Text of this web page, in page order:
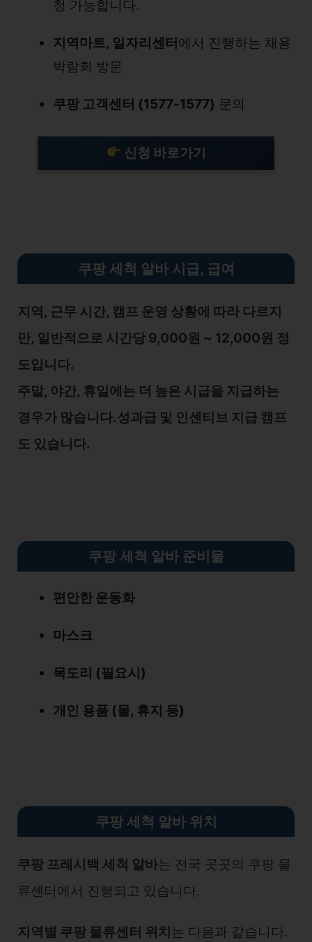
청 가능합니다.
지역마트, 일자리센터 에서 진행하는 채용
박람회 방문
쿠팡 고객센터 (1577-1577) 문의
신청 바로가기
쿠팡 세척 알바 시급, 급여
지역, 근무 시간, 캠프 운영 상황에 따라 다르지
만, 일반적으로 시간당 9,000원 ~ 12,000원 정
도입니다.
주말, 야간, 휴일에는 더 높은 시급을 지급하는
경우가 많습니다.성과급 및 인센티브 지급 캠프
도 있습니다.
쿠팡 세척 알바 준비물
편안한 운동화
마스크
목도리 (필요시)
개인 용품 (물, 휴지 등)
쿠팡 세척 알바 위치
쿠팡 프레시백 세척 알바는 전국 곳곳의 쿠팡 물
류센터에서 진행되고 있습니다.
지역별 쿠팡 물류센터 위치는 다음과 같습니다.